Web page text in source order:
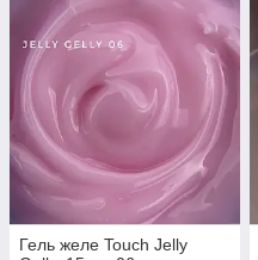
Гель желе Touch Jelly